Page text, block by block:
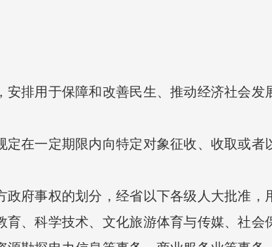
用于保障和改善民生、推动经济社会发
一定期限内向特定对象征收、收取或者
事权的划分，经省以下各级人大批准，
、科学技术、文化旅游体育与传媒、社会